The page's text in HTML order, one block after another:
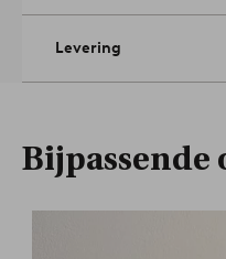
Levering
Bijpassende